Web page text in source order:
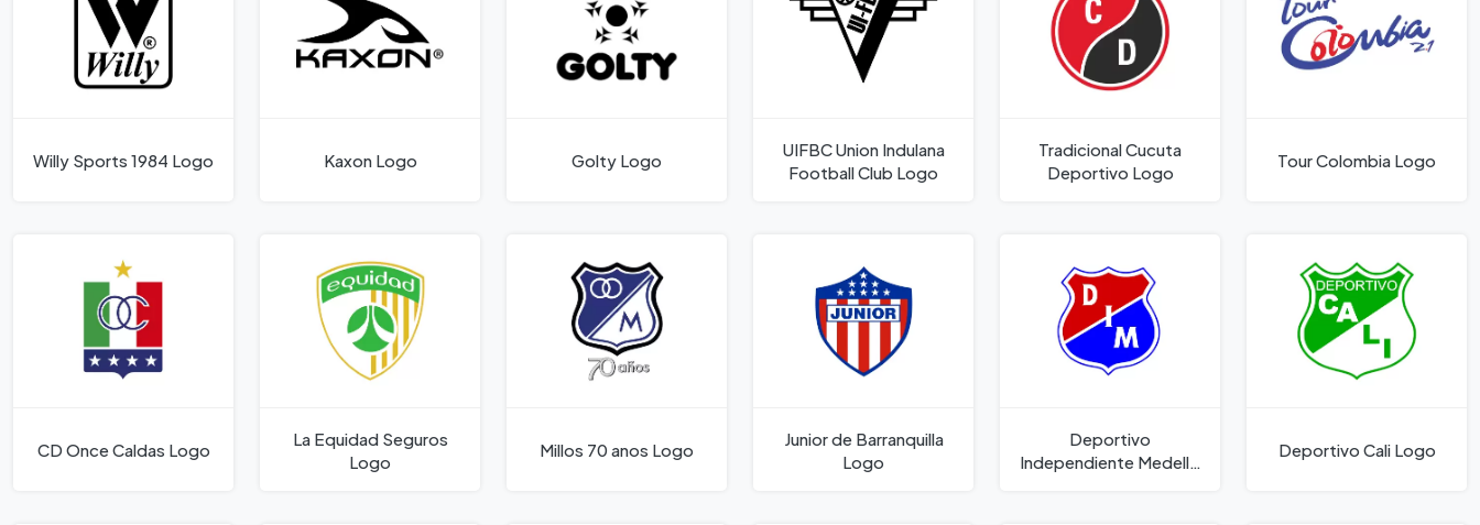
Willy Sports 1984 Logo Kaxon Logo Golty Logo
UIFBC Union Indulana
Football Club Logo
Tradicional Cucuta
Deportivo Logo
Tour Colombia Logo
CD Once Caldas Logo
La Equidad Seguros
Logo
Millos 70 anos Logo
Junior de Barranquilla
Logo
Deportivo
Independiente Medellin
Deportivo Cali Logo